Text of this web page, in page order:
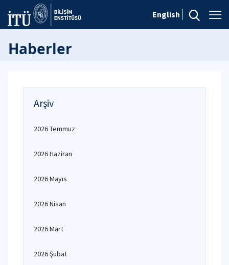
English
Haberler
Arşiv
2026 Temmuz
2026 Haziran
2026 Mayıs
2026 Nisan
2026 Mart
2026 Şubat